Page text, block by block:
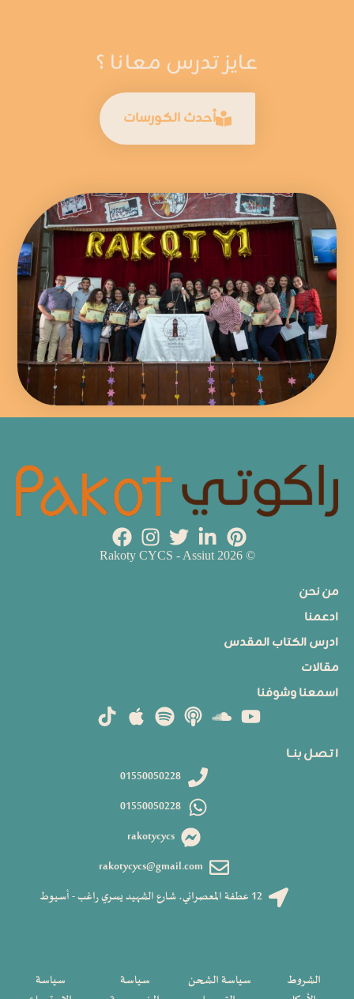
عايز تدرس معانا ؟
أحدث الكورسات
ا تـصـل بنــا
01550050228
01550050228
rakotycycs
rakotycycs@gmail.com
12 عطفة المعصراني، شارع الشهيد يسري راغب - أسيوط
من نحن
ادعمنا
ادرس الكتاب المقدس
مقالات
اسمعنا وشوفنا
© 2026 Rakoty CYCS - Assiut
الشروط
سياسة الشحن
سياسة
سياسة